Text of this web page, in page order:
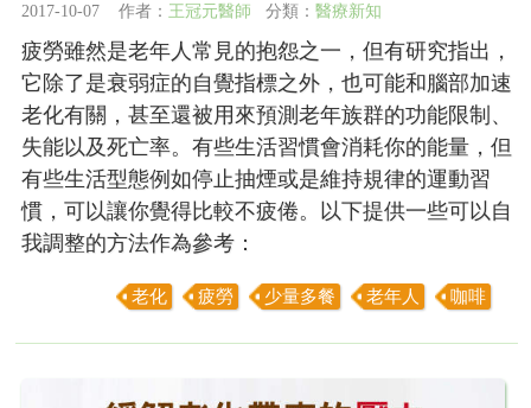
2017-10-07 作者： 王冠元醫師 分類： 醫療新知
疲勞雖然是老年人常見的抱怨之一，但有研究指出，
它除了是衰弱症的自覺指標之外，也可能和腦部加速
老化有關，甚至還被用來預測老年族群的功能限制、
失能以及死亡率。有些生活習慣會消耗你的能量，但
有些生活型態例如停止抽煙或是維持規律的運動習
慣，可以讓你覺得比較不疲倦。以下提供一些可以自
我調整的方法作為參考：
老化 疲勞 少量多餐 老年人 咖啡